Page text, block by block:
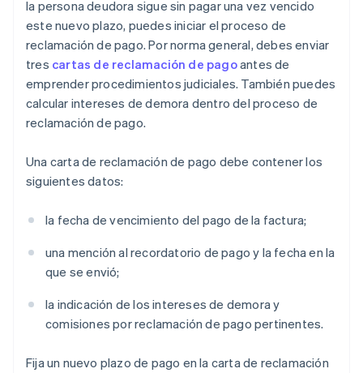
la persona deudora sigue sin pagar una vez vencido
este nuevo plazo, puedes iniciar el proceso de
reclamación de pago. Por norma general, debes enviar
tres cartas de reclamación de pagoantes de
emprender procedimientos judiciales. También puedes
calcular intereses de demora dentro del proceso de
reclamación de pago.
Una carta de reclamación de pago debe contener los
siguientes datos:
la fecha de vencimiento del pago de la factura;
una mención al recordatorio de pago y la fecha en la
que se envió;
la indicación de los intereses de demora y
comisiones por reclamación de pago pertinentes.
Fija un nuevo plazo de pago en la carta de reclamación